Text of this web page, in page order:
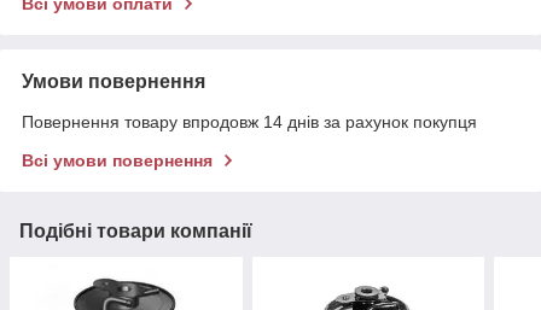
Всі умови оплати
Умови повернення
Повернення товару впродовж 14 днів за рахунок покупця
Всі умови повернення
Подібні товари компанії